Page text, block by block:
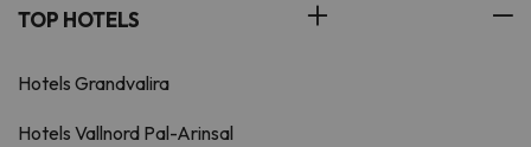
TOP HOTELS
Hotels Grandvalira
Hotels Vallnord Pal-Arinsal